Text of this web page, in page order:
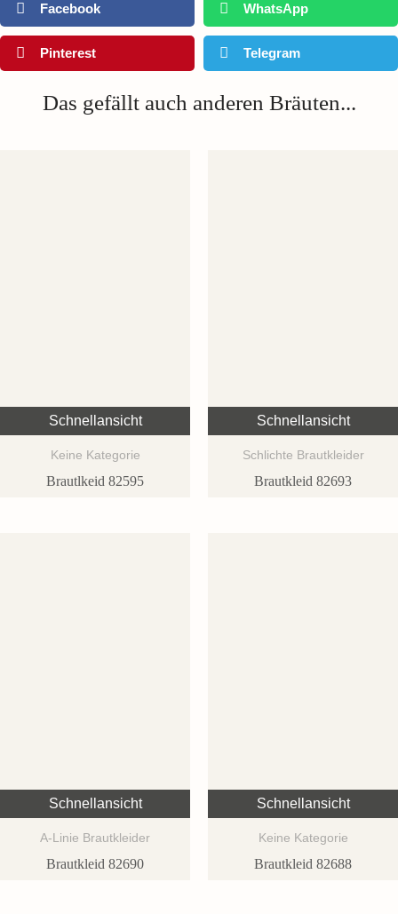
Facebook WhatsApp
Pinterest Telegram
Das gefällt auch anderen Bräuten...
Schnellansicht
Keine Kategorie
Brautlkeid 82595
Schnellansicht
Schlichte Brautkleider
Brautkleid 82693
Schnellansicht
A-Linie Brautkleider
Brautkleid 82690
Schnellansicht
Keine Kategorie
Brautkleid 82688